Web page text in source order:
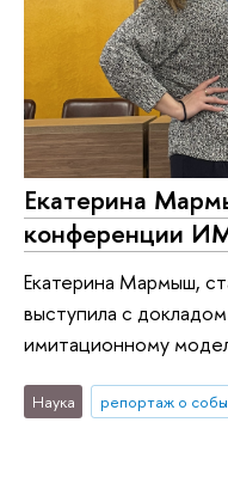
Екатерина
конференции
Екатерина Мармыш,
выступила с
имитационному
Наука репортаж о